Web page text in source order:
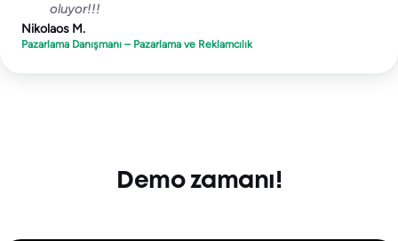
oluyor!!!
Nikolaos M.
Pazarlama Danışmanı – Pazarlama ve Reklamcılık
Demo zamanı!